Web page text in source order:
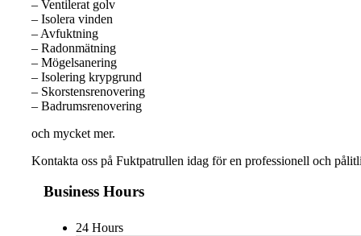
– Ventilerat golv
– Isolera vinden
– Avfuktning
– Radonmätning
– Mögelsanering
– Isolering krypgrund
– Skorstensrenovering
– Badrumsrenovering
och mycket mer.
Kontakta oss på Fuktpatrullen idag för en professionell och
Business Hours
24 Hours